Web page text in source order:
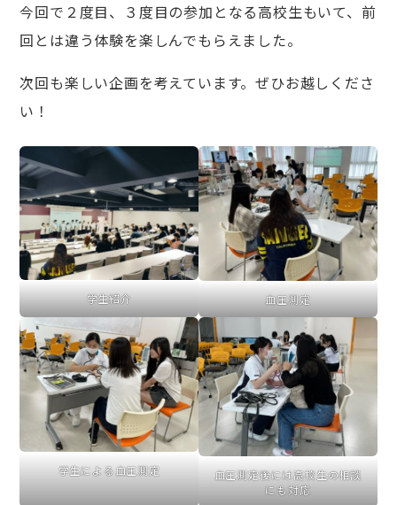
今回で２度目、３度目の参加となる高校生もいて、前
回とは違う体験を楽しんでもらえました。
次回も楽しい企画を考えています。ぜひお越しくださ
い！
学生紹介 血圧測定
学生による血圧測定
血圧測定後には高校生の相談
にも対応